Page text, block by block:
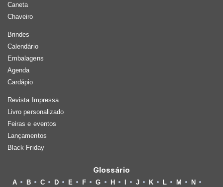
Caneta
Chaveiro
Brindes
Calendário
Embalagens
Agenda
Cardápio
Revista Impressa
Livro personalizado
Feiras e eventos
Lançamentos
Black Friday
Glossário
A B C D E F G H J K L M N